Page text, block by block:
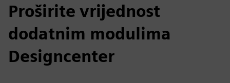
Proširite vrijednost
dodatnim modulima
Designcenter